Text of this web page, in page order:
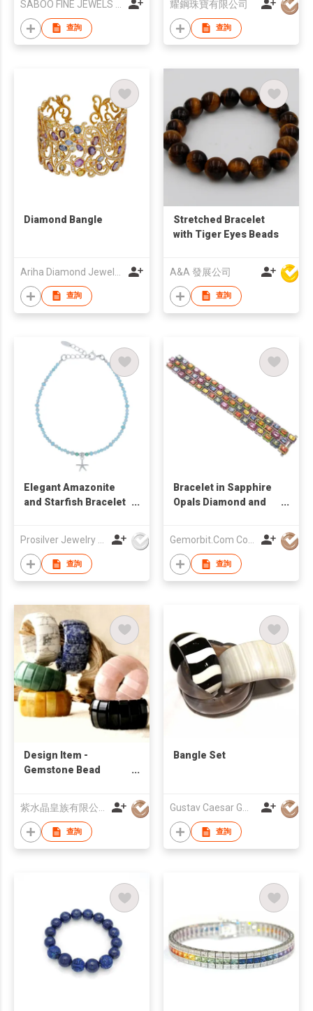
查詢
耀鋼珠寶有限公司
查詢
Diamond Bangle
查詢
Stretched Bracelet
with Tiger Eyes Beads
A&A 發展公司
查詢
Elegant Amazonite
and Starfish Bracelet
查詢
Bracelet in Sapphire
Opals Diamond and
查詢
Design Item -
Gemstone Bead
紫水晶皇族有限公司
查詢
Bangle Set
Gustav Caesar GmbH
查詢